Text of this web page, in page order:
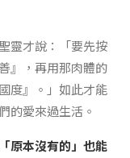
靈才說：「要先按
』，再用那肉體的
度』。」如此才能
的愛來過生活。
原本沒有的」也能